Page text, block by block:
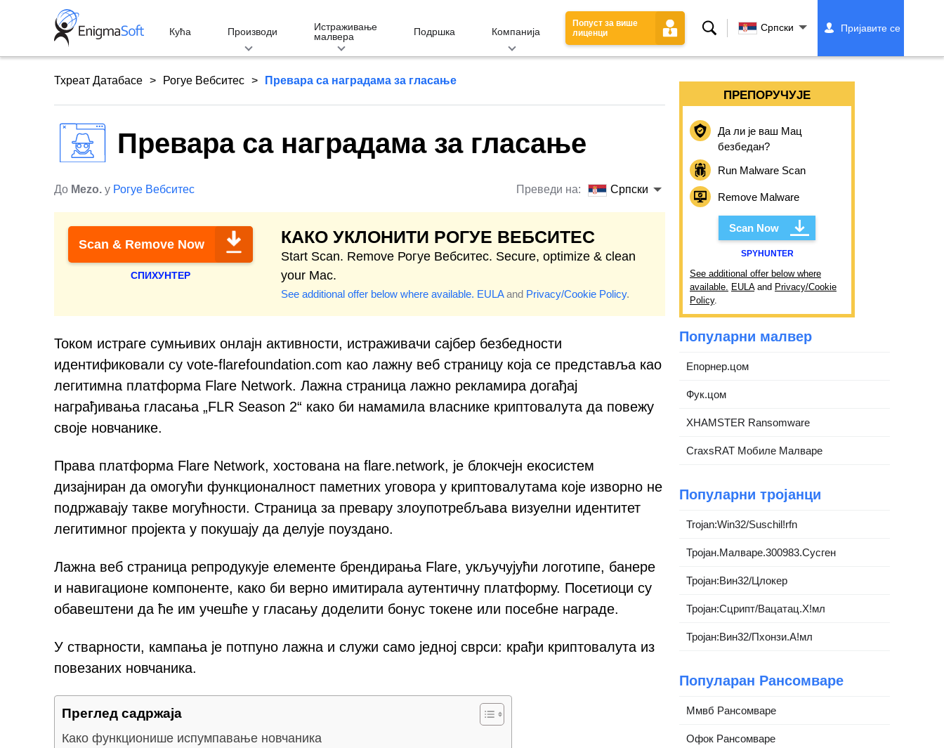
Кућа Производи
Истраживање
малвера
Подршка Компанија
Попуст за више
лиценци
Претрага Српски Пријавите се
Тхреат Датабасе Рогуе Вебситес Превара са наградама за гласање
Превара са наградама за гласање
До Mezo. у Рогуе Вебситес Преведи на: Српски
Scan & Remove Now
СПИХУНТЕР
КАКО УКЛОНИТИ РОГУЕ ВЕБСИТЕС
Start Scan. Remove Рогуе Вебситес. Secure, optimize & clean
your Mac.
See additional offer below where available. EULAand Privacy/Cookie Policy.
Током истраге сумњивих онлајн активности, истраживачи сајбер безбедности
идентификовали су vote-flarefoundation.com као лажну веб страницу која се представља као
легитимна платформа Flare Network. Лажна страница лажно рекламира догађај
награђивања гласања „FLR Season 2“ како би намамила власнике криптовалута да повежу
своје новчанике.
Права платформа Flare Network, хостована на flare.network, је блокчејн екосистем
дизајниран да омогући функционалност паметних уговора у криптовалутама које изворно не
подржавају такве могућности. Страница за превару злоупотребљава визуелни идентитет
легитимног пројекта у покушају да делује поуздано.
Лажна веб страница репродукује елементе брендирања Flare, укључујући логотипе, банере
и навигационе компоненте, како би верно имитирала аутентичну платформу. Посетиоци су
обавештени да ће им учешће у гласању доделити бонус токене или посебне награде.
У стварности, кампања је потпуно лажна и служи само једној сврси: крађи криптовалута из
повезаних новчаника.
Преглед садржаја
Како функционише испумпавање новчаника
ПРЕПОРУЧУЈЕ
Да ли је ваш Мац
безбедан?
Run Malware Scan
Remove Malware
Scan Now
SPYHUNTER
See additional offer below where
available. EULAand Privacy/Cookie
Policy.
Популарни малвер
Епорнер.цом
Фук.цом
XHAMSTER Ransomware
CraxsRAT Мобиле Малваре
Популарни тројанци
Trojan:Win32/Suschil!rfn
Тројан.Малваре.300983.Сусген
Тројан:Вин32/Цлокер
Тројан:Сцрипт/Вацатац.Х!мл
Тројан:Вин32/Пхонзи.А!мл
Популаран Рансомваре
Ммвб Рансомваре
Офок Рансомваре